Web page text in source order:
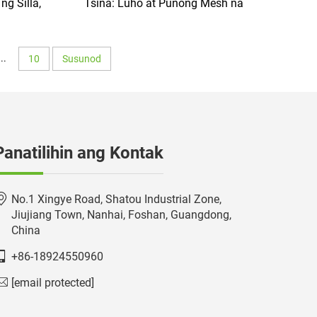
Silla,
na
Tsina: Luho at Punong Mesh na
na Paa at Bow na Disenyo
10 Susunod
ang Kontak
No.1 Xingye Road, Shatou Industrial Zone,
Jiujiang Town, Nanhai, Foshan, Guangdong,
China
+86-18924550960
[email protected]